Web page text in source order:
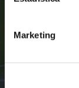
Marketing